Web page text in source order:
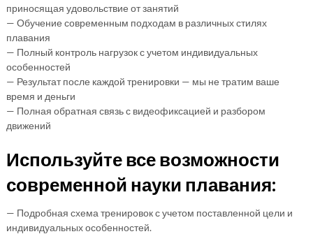
приносящая удовольствие от занятий
— Обучение современным подходам в различных стилях
плавания
— Полный контроль нагрузок с учетом индивидуальных
особенностей
— Результат после каждой тренировки — мы не тратим ваше
время и деньги
— Полная обратная связь с видеофиксацией и разбором
движений
Используйте все возможности
современной науки плавания:
— Подробная схема тренировок с учетом поставленной цели и
индивидуальных особенностей.